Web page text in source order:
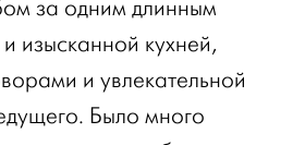
за одним длинным
изысканной кухней,
и увлекательной
Было много